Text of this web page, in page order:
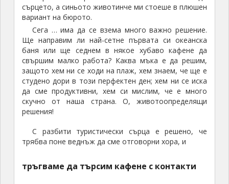
сърцето, а синьото животинче ми стоеше в плюшен
вариант на бюрото.
Сега … има да се взема много важно решение.
Ще направим ли най-сетне първата си океанска
баня или ще седнем в някое хубаво кафене да
свършим малко работа? Каква мъка е да решим,
защото хем ни се ходи на плаж, хем знаем, че ще е
студено дори в този перфектен ден; хем ни се иска
да сме продуктивни, хем си мислим, че е много
скучно от наша страна. О, животоопределящи
решения!
С разбити туристически сърца е решено, че
трябва поне веднъж да сме отговорни хора, и
тръгваме да търсим кафене с контакти